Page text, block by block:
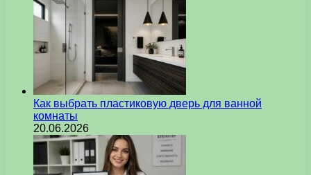
Как выбрать пластиковую дверь для ванной
комнаты
20.06.2026